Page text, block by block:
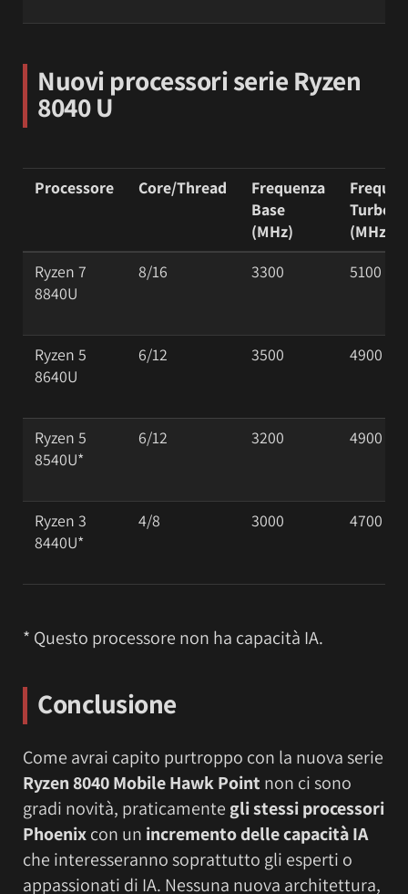
Nuovi processori serie Ryzen
8040 U
Processore Core/Thread
Frequenza
Base
(MHz)
Turbo
(MHz)
Ryzen 7
8840U
8/16 3300 5100
Ryzen 5
8640U
6/12 3500 4900
Ryzen 5
8540U*
6/12 3200 4900
Ryzen 3
8440U*
4/8 3000 4700
* Questo processore non ha capacità IA.
Conclusione
Come avrai capito purtroppo con la nuova serie
Ryzen 8040 Mobile Hawk Point non ci sono
gradi novità, praticamente gli stessi processori
Phoenixcon un incremento delle capacità IA
che interesseranno soprattutto gli esperti o
appassionati di IA. Nessuna nuova architettura,